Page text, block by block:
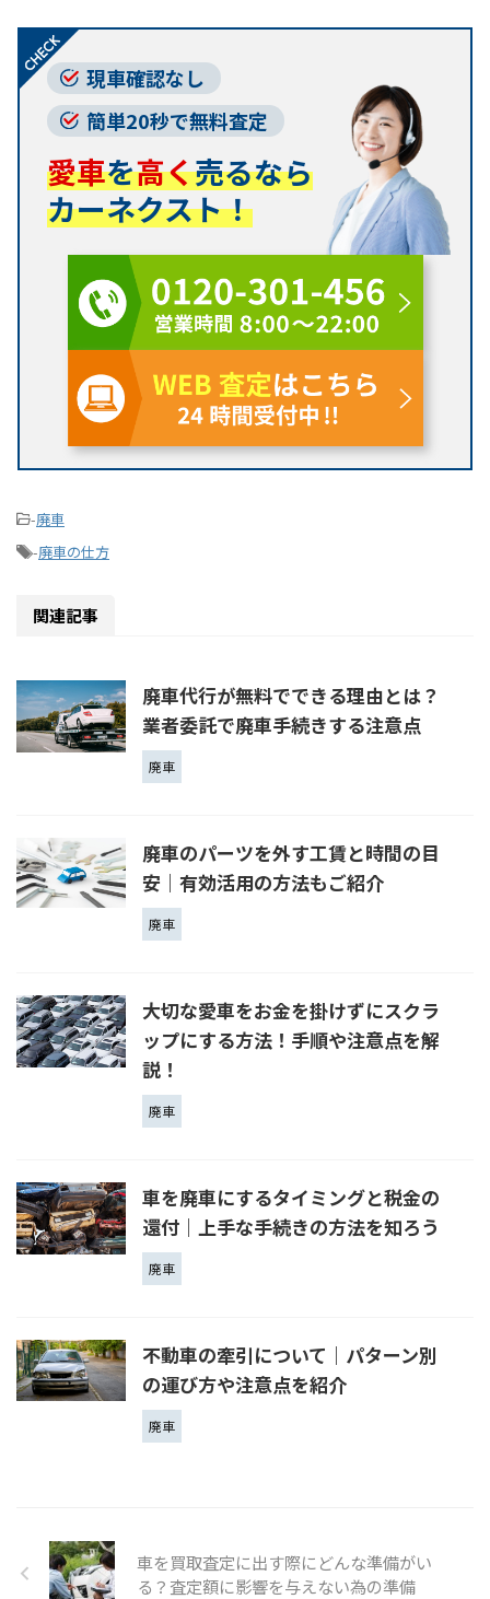
現車確認なし
簡単20秒で無料査定
愛車を高く売るなら
カーネクスト！
-廃車
-廃車の仕方
関連記事
廃車代行が無料でできる理由とは？
業者委託で廃車手続きする注意点
廃車
廃車のパーツを外す工賃と時間の目
安｜有効活用の方法もご紹介
廃車
大切な愛車をお金を掛けずにスクラ
ップにする方法！手順や注意点を解
説！
廃車
車を廃車にするタイミングと税金の
還付｜上手な手続きの方法を知ろう
廃車
不動車の牽引について｜パターン別
の運び方や注意点を紹介
廃車
車を買取査定に出す際にどんな準備がい
る？査定額に影響を与えない為の準備